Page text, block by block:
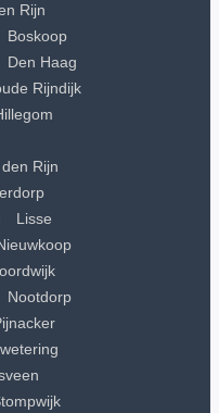
Rijn
Boskoop
Den Haag
Rijndijk
Rijn
Lisse
Nootdorp